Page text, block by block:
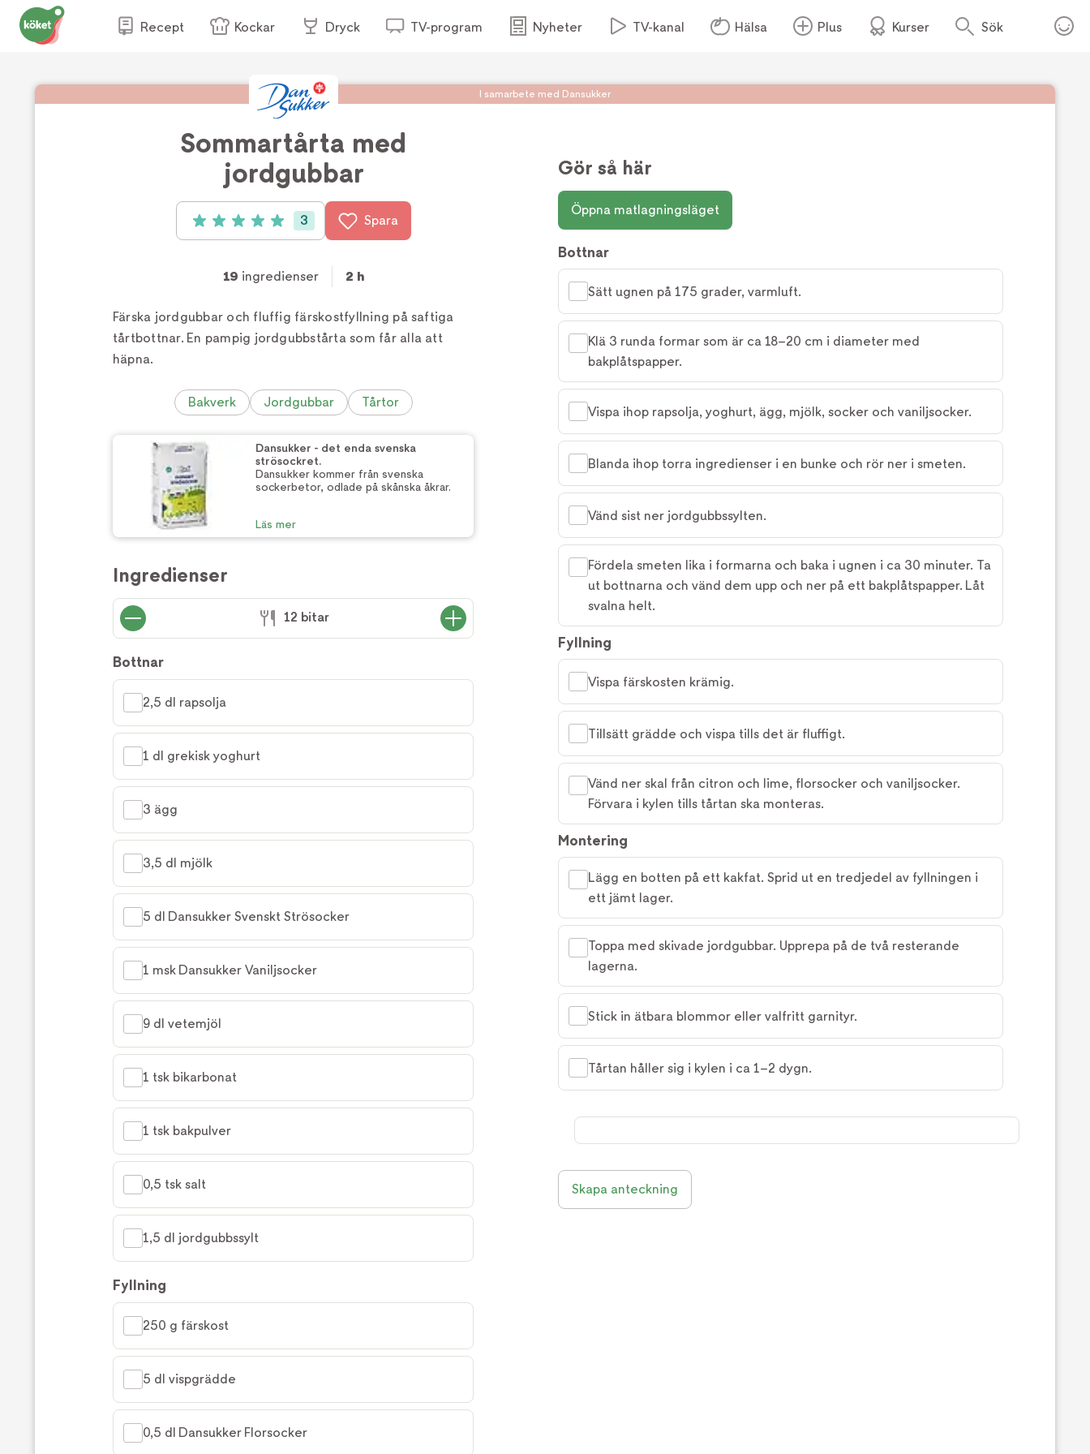
Recept Kockar Dryck TV-program Nyheter TV-kanal Hälsa Plus Kurser Sök
I samarbete med Dansukker
Foto:Dansukker
Sommartårta med
jordgubbar
Betyg: 5 av 5 (3 röster)
3 Spara
19 ingredienser 2 h
Färska jordgubbar och fluffig färskostfyllning på saftiga
tårtbottnar. En pampig jordgubbstårta som får alla att
häpna.
Bakverk Jordgubbar Tårtor
Dansukker - det enda svenska
strösockret.
Dansukker kommer från svenska
sockerbetor, odlade på skånska åkrar.
Läs mer
Ingredienser
12 bitar
Bottnar
2,5 dl rapsolja
1 dl grekisk yoghurt
3 ägg
3,5 dl mjölk
5 dl Dansukker Svenskt Strösocker
1 msk Dansukker Vaniljsocker
9 dl vetemjöl
1 tsk bikarbonat
1 tsk bakpulver
0,5 tsk salt
1,5 dl jordgubbssylt
Fyllning
250 g färskost
5 dl vispgrädde
0,5 dl Dansukker Florsocker
Gör så här
Öppna matlagningsläget
Bottnar
Sätt ugnen på 175 grader, varmluft.
Klä 3 runda formar som är ca 18–20 cm i diameter med
bakplåtspapper.
Vispa ihop rapsolja, yoghurt, ägg, mjölk, socker och vaniljsocker.
Blanda ihop torra ingredienser i en bunke och rör ner i smeten.
Vänd sist ner jordgubbssylten.
Fördela smeten lika i formarna och baka i ugnen i ca 30 minuter. Ta
ut bottnarna och vänd dem upp och ner på ett bakplåtspapper. Låt
svalna helt.
Fyllning
Vispa färskosten krämig.
Tillsätt grädde och vispa tills det är fluffigt.
Vänd ner skal från citron och lime, florsocker och vaniljsocker.
Förvara i kylen tills tårtan ska monteras.
Montering
Lägg en botten på ett kakfat. Sprid ut en tredjedel av fyllningen i
ett jämt lager.
Toppa med skivade jordgubbar. Upprepa på de två resterande
lagerna.
Stick in ätbara blommor eller valfritt garnityr.
Tårtan håller sig i kylen i ca 1–2 dygn.
Skapa anteckning